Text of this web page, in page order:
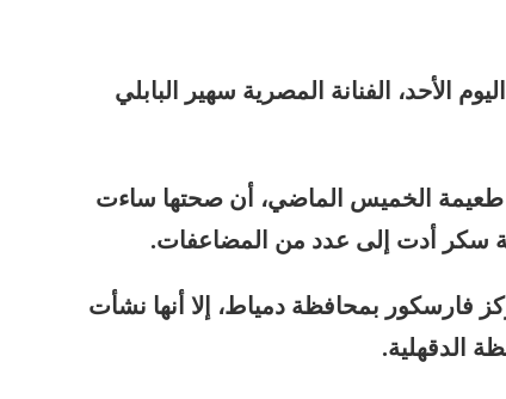
الأحد، الفنانة المصرية سهير البابلي
طعيمة الخميس الماضي، أن صحتها ساءت
سكر أدت إلى عدد من المضاعفات.
14 فبراير من عام 1937، في مركز فارسكور بمحافظة دمياط، إلا أنها نشأت
الدقهلية.